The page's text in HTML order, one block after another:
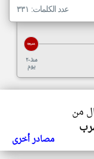
عدد الكلمات: ٣٣١
منذ ٢٠
يوم
من
مصادر أخرى